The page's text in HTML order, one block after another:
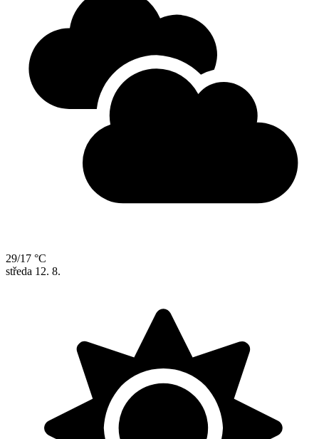
29/17 °C
středa 12. 8.